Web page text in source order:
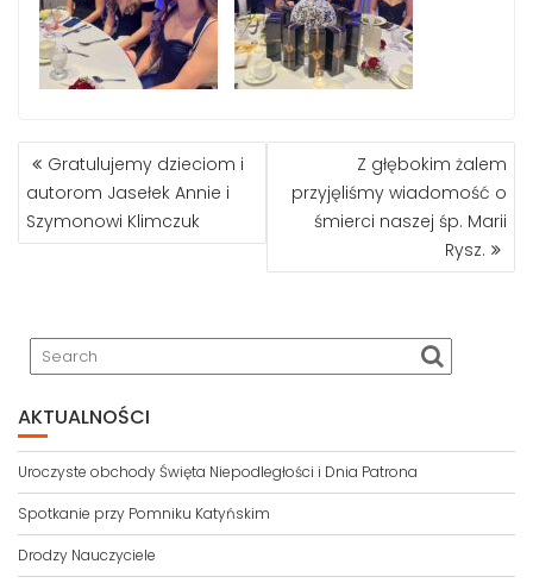
O
S
V
A
T
I
O
N
Gratulujemy dzieciom i
autorom Jasełek Annie i
Szymonowi Klimczuk
Z głębokim żalem
przyjęliśmy wiadomość o
śmierci naszej śp. Marii
Rysz.
AKTUALNOŚCI
Uroczyste obchody Święta Niepodległości i Dnia Patrona
Spotkanie przy Pomniku Katyńskim
Drodzy Nauczyciele